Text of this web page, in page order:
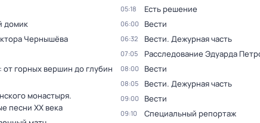
домик
Чернышёва
от горных вершин до глубин
монастыря.
песни XX века
05:18 Есть решение
06:00 Вести
06:32 Вести. Дежурная часть
07:05 Расследование Эдуарда
08:00 Вести
08:05 Вести. Дежурная часть
09:00 Вести
09:10 Специальный репортаж